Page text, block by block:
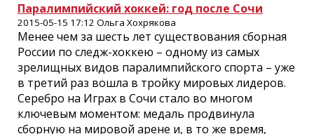
Паралимпийский хоккей: год после Сочи
2015-05-15 17:12 Ольга Хохрякова
Менее чем за шесть лет существования сборная
России по следж-хоккею – одному из самых
зрелищных видов паралимпийского спорта – уже
в третий раз вошла в тройку мировых лидеров.
Серебро на Играх в Сочи стало во многом
ключевым моментом: медаль продвинула
сборную на мировой арене и, в то же время,